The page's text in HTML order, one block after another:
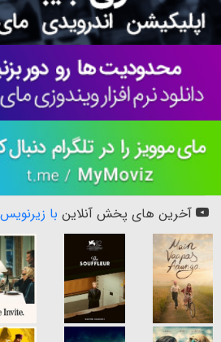
آخرین های پخش آنلاین با